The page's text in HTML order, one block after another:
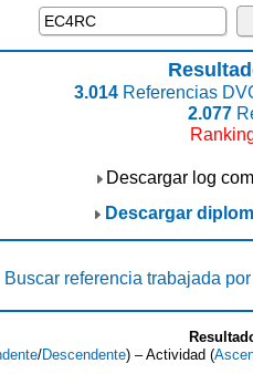
3.014Referencias
2.077
Descargar log
Descargar
Buscar referencia trabajada por
/Descendente) – Actividad (